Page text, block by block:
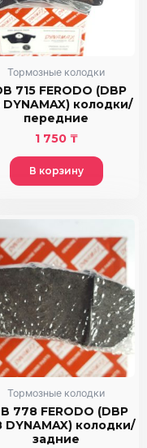
Тормозные колодки
715 FERODO (DBP
DYNAMAX) колодки/
передние
1 750 ₸
В корзину
Тормозные колодки
778 FERODO (DBP
DYNAMAX) колодки/
задние